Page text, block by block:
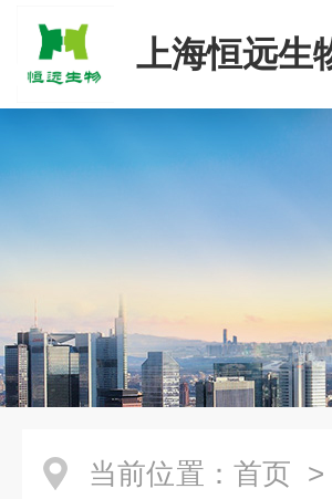
上海恒远生
当前位置： 首页 >